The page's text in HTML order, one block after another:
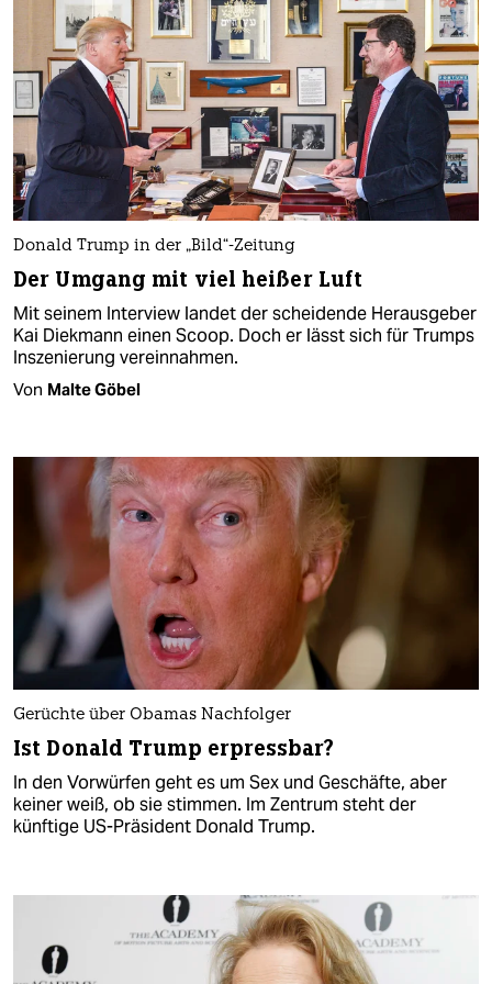
Donald Trump in der „Bild“-Zeitung
Der Umgang mit viel heißer Luft
Mit seinem Interview landet der scheidende Herausgeber
Kai Diekmann einen Scoop. Doch er lässt sich für Trumps
Inszenierung vereinnahmen.
Von Malte Göbel
Gerüchte über Obamas Nachfolger
Ist Donald Trump erpressbar?
In den Vorwürfen geht es um Sex und Geschäfte, aber
keiner weiß, ob sie stimmen. Im Zentrum steht der
künftige US-Präsident Donald Trump.